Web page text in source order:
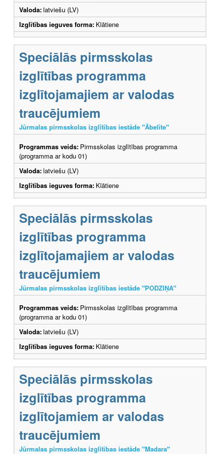
Valoda:latviešu (LV)
Izglītības ieguves forma: Klātiene
Speciālās pirmsskolas
izglītības programma
izglītojamajiem ar valodas
traucējumiem
Jūrmalas pirmsskolas izglītības iestāde "Ābelīte"
Programmas veids: Pirmsskolas izglītības programma
(programma ar kodu 01)
Valoda:latviešu (LV)
Izglītības ieguves forma: Klātiene
Speciālās pirmsskolas
izglītības programma
izglītojamajiem ar valodas
traucējumiem
Jūrmalas pirmsskolas izglītības iestāde "PODZIŅA"
Programmas veids: Pirmsskolas izglītības programma
(programma ar kodu 01)
Valoda:latviešu (LV)
Izglītības ieguves forma: Klātiene
Speciālās pirmsskolas
izglītības programma
izglītojamiem ar valodas
traucējumiem
Jūrmalas pirmsskolas izglītības iestāde "Madara"